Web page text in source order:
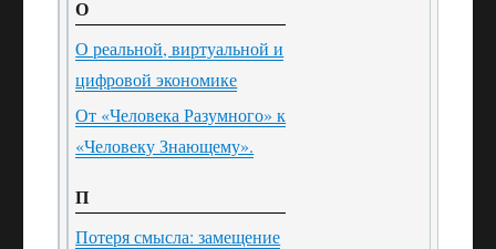
О
О реальной, виртуальной и
цифровой экономике
От «Человека Разумного» к
«Человеку Знающему».
П
Потеря смысла: замещение